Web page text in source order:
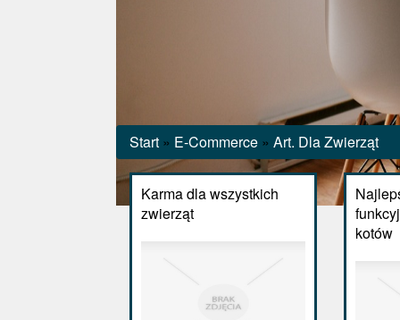
Start » E-Commerce » Art. Dla Zwierząt
Karma dla wszystkich
zwierząt
kotów